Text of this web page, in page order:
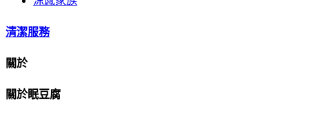
清潔服務
關於
關於眠豆腐